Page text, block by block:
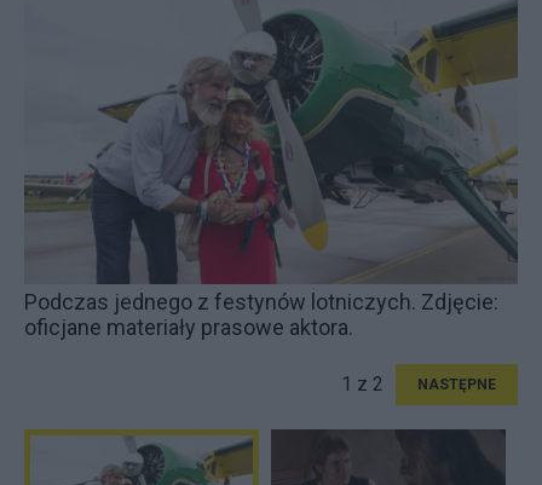
Podczas jednego z festynów lotniczych. Zdjęcie:
oficjane materiały prasowe aktora.
1 z 2 NASTĘPNE